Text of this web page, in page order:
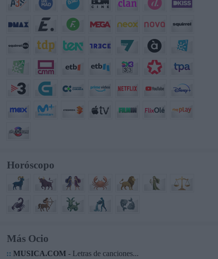
Horóscopo
Más Ocio
:: MUSICA.COM- Letras de canciones...